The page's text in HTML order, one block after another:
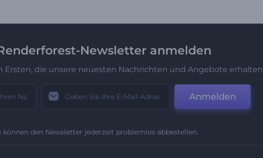
Newsletter anmelden
Ersten, die unsere neuesten Nachrichten und Angebote erhalten
Anmelden
können den Newsletter jederzeit problemlos abbestellen.